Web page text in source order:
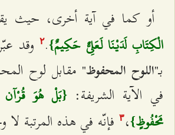
أو كما في آية أخرى، حيث
الْكِتَابِ لَدَيْنَا لَعَلِيٌّ حَكِيمٌ}.٢وقد
بـ"اللوح المحفوظ" مقابل لوح
في الآية الشريفة:{بَلْ هُوَ
مَحْفُوظٍ}،٣ فإنّه في هذه المرتبة لا